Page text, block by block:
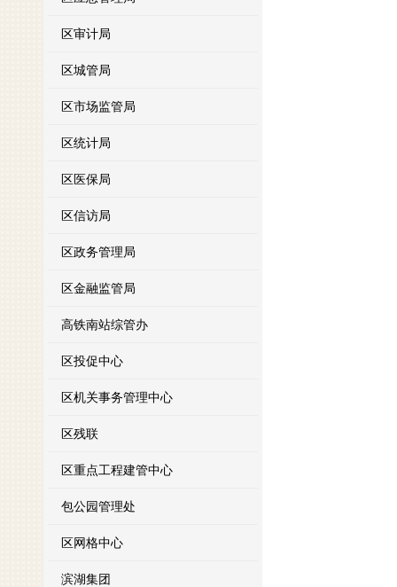
区审计局
区城管局
区市场监管局
区统计局
区医保局
区信访局
区政务管理局
区金融监管局
高铁南站综管办
区投促中心
区机关事务管理中心
区残联
区重点工程建管中心
包公园管理处
区网格中心
滨湖集团